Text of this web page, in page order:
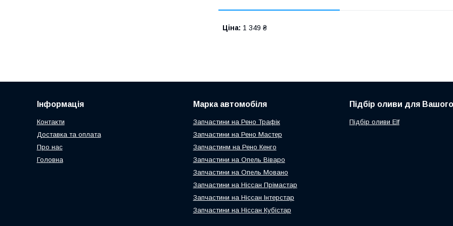
Ціна: 1 349 ₴
Інформація
Контакти
Доставка та оплата
Про нас
Головна
Марка автомобіля
Запчастини на Рено Трафік
Запчастини на Рено Мастер
Запчастинм на Рено Кенго
Запчастини на Опель Віваро
Запчастини на Опель Мовано
Запчастини на Ніссан Прімастар
Запчастини на Ніссан Інтерстар
Запчастини на Ніссан Кубістар
Підбір оливи для
Підбір оливи Elf